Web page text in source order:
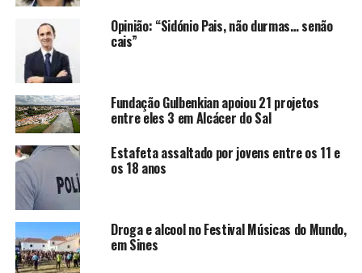
Opinião: “Sidónio Pais, não durmas… senão
cais”
Fundação Gulbenkian apoiou 21 projetos
entre eles 3 em Alcácer do Sal
Estafeta assaltado por jovens entre os 11 e
os 18 anos
Droga e alcool no Festival Músicas do Mundo,
em Sines